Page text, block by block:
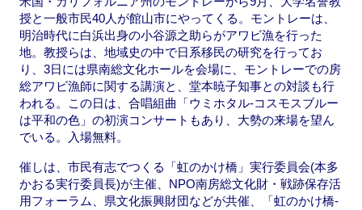
授と一般市民40人が館山市にやってくる。モントレーは、
明治時代に白浜出身の小谷源之助らがアワビ漁を行った
地。教授らは、地域史の中で日系移民の研究を行ってお
り、3日には県南総文化ホールを会場に、モントレーでの房
総アワビ漁師に関する講演と、堂本暁子知事との対談も行
われる。この日は、合唱組曲「ウミホタル-コスモスブルー
は平和の色」の初演コンサートもあり、大勢の来場を望ん
でいる。入場無料。
催しは、市民有志でつくる「虹のかけ橋」実行委員会(本多
かおる実行委員長)が主催、NPO南房総文化財・戦跡保存活
用フォーラム、県文化振興財団などが共催、「虹のかけ橋-